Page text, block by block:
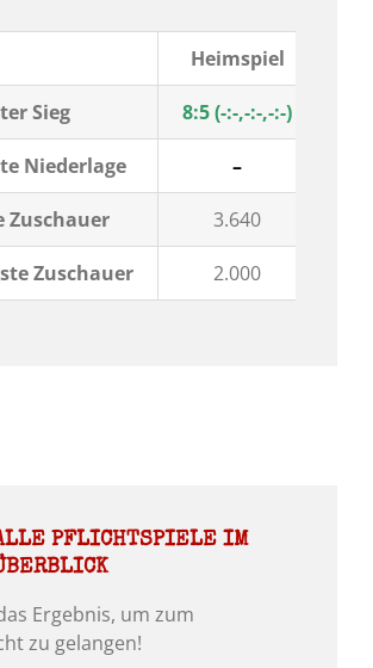
Heimspiel
Sieg 8:5 (-:-,-:-,-:-)
Niederlage –
Zuschauer 3.640
Zuschauer 2.000
PFLICHTSPIELE IM
Ergebnis, um zum
zu gelangen!